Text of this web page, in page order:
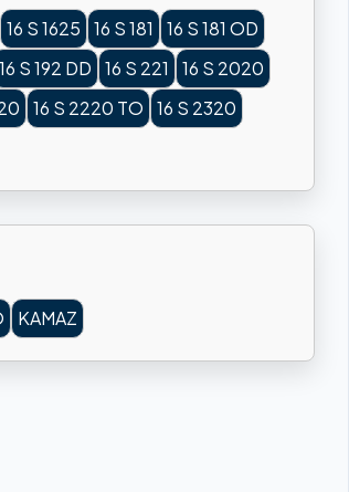
16 S 1625 16 S 181
16 S 181 OD
16 S 192 DD 16 S 221
16 S 2020
16 S 2220 TO
16 S 2320
KAMAZ